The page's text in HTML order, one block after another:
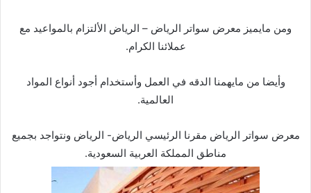
ومن مايميز معرض سواتر الرياض – الرياض الألتزام بالمواعيد مع
عملائنا الكرام.
وأيضا من مايهمنا الدقه في العمل وأستخدام أجود أنواع المواد
العالمية.
معرض سواتر الرياض مقرنا الرئيسي الرياض- الرياض ونتواجد بجميع
مناطق المملكة العربية السعودية.